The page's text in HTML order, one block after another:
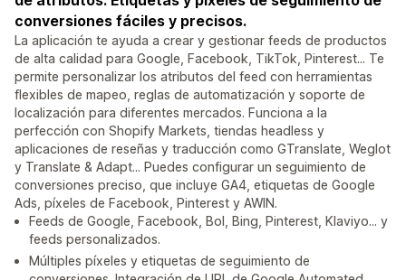
conversiones fáciles y precisos.
La aplicación te ayuda a crear y gestionar feeds de productos
de alta calidad para Google, Facebook, TikTok, Pinterest... Te
permite personalizar los atributos del feed con herramientas
flexibles de mapeo, reglas de automatización y soporte de
localización para diferentes mercados. Funciona a la
perfección con Shopify Markets, tiendas headless y
aplicaciones de reseñas y traducción como GTranslate, Weglot
y Translate & Adapt... Puedes configurar un seguimiento de
conversiones preciso, que incluye GA4, etiquetas de Google
Ads, píxeles de Facebook, Pinterest y AWIN.
Feeds de Google, Facebook, Bol, Bing, Pinterest, Klaviyo... y
feeds personalizados.
Múltiples píxeles y etiquetas de seguimiento de